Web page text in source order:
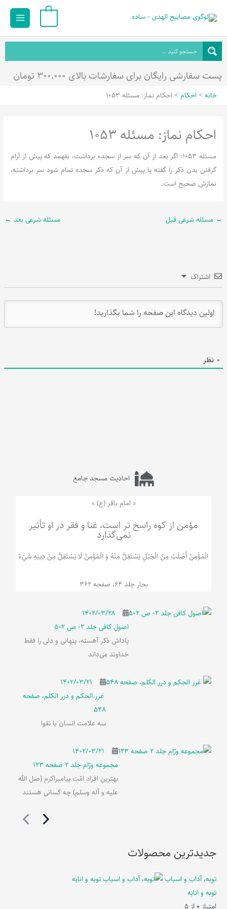
محتوا
Main
پست سفارشی رایگان برای سفارشات بالای ۳۰۰.۰۰۰ تومان
خانه احکام احکام نماز: مسئله 1053
احکام نماز: مسئله 1053
مسئله 1053: اگر بعد از آن که سر از سجده برداشت، بفهمد که پیش از آرام
گرفتن بدن ذکر را گفته یا پیش از آن که ذکر سجده تمام شود سر برداشته،
نمازش صحیح است.
→ مسئله شرعی قبل مسئله شرعی بعد ←
اشتراک
0 نظر
احادیث مسجد جامع
« امام باقر (ع) »
مؤمن از کوه راسخ تر است، غنا و فقر در او تأثیر
نمی‌گذارد
الْمُؤْمِنُ‌ أَصْلَبُ‌ مِنَ‌ الْجَبَلِ‌ یَسْتَقِلُّ مِنْهُ وَ الْمُؤْمِنُ لَا يَسْتَقِلُّ مِنْ دِينِهِ شَيْ‌ءٌ
بحار جلد 64، صفحه 362
۱۴۰۲/۰۳/۲۸
اصول کافی جلد 2- ص 502
پاداش ذکر آهسته، پنهانی و دلی را فقط
خداوند می‌داند
۱۴۰۲/۰۳/۲۱
غرر الحکم و درر الکلم، صفحه
548
سه علامت انسان با تقوا
۱۴۰۲/۰۳/۲۱
مجموعه ورّام جلد 2 صفحه 123
بهترین افراد امّت پیامبراکرم (صل الله
علیه و آله وسلم) چه کسانی هستند
جدیدترین محصولات
توبه، آداب و اسباب
توبه و انابه
امتیاز 0 از 5